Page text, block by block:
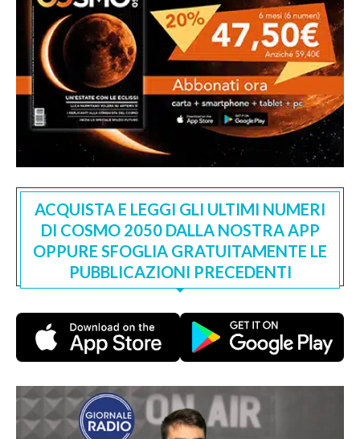
ACQUISTA E LEGGI GLI ULTIMI NUMERI
DI COSMO 2050 DALLA NOSTRA APP
OPPURE SFOGLIA GRATUITAMENTE LE
PUBBLICAZIONI PRECEDENTI